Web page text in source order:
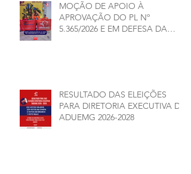
MOÇÃO DE APOIO À
APROVAÇÃO DO PL Nº
5.365/2026 E EM DEFESA DA
RESULTADO DAS ELEIÇÕES
PARA DIRETORIA EXECUTIVA DA
ADUEMG 2026-2028